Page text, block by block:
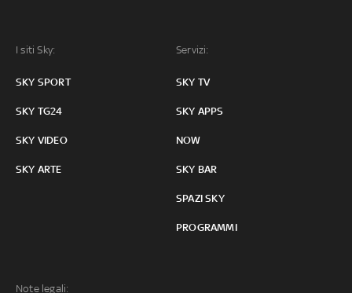
I siti Sky:
SKY SPORT
SKY TG24
SKY VIDEO
SKY ARTE
Servizi:
SKY TV
SKY APPS
NOW
SKY BAR
SPAZI SKY
PROGRAMMI
Note legali: